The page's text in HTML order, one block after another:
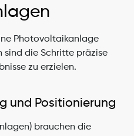
Photovoltaikanlage
sind die Schritte präzise
zu erzielen.
und Positionierung
brauchen die